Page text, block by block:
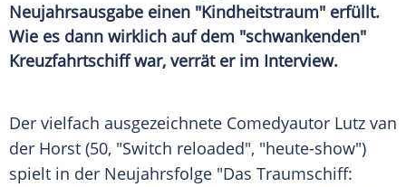
Neujahrsausgabe einen "Kindheitstraum" erfüllt.
Wie es dann wirklich auf dem "schwankenden"
Kreuzfahrtschiff war, verrät er im Interview.
Der vielfach ausgezeichnete Comedyautor Lutz van
der Horst (50, "Switch reloaded", "heute-show")
spielt in der Neujahrsfolge "Das Traumschiff: